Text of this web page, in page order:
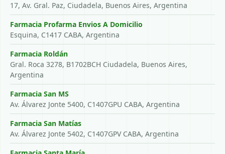
17, Av. Gral. Paz, Ciudadela, Buenos Aires, Argentina
Farmacia Profarma Envios A Domicilio
Esquina, C1417 CABA, Argentina
Farmacia Roldán
Gral. Roca 3278, B1702BCH Ciudadela, Buenos Aires,
Argentina
Farmacia San MS
Av. Álvarez Jonte 5400, C1407GPU CABA, Argentina
Farmacia San Matías
Av. Álvarez Jonte 5402, C1407GPV CABA, Argentina